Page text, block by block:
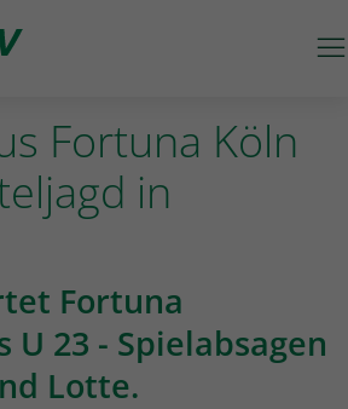
wdfv führt zur Starseite
Fortuna Köln
in
Fortuna
U 23 - Spielabsagen
Lotte.